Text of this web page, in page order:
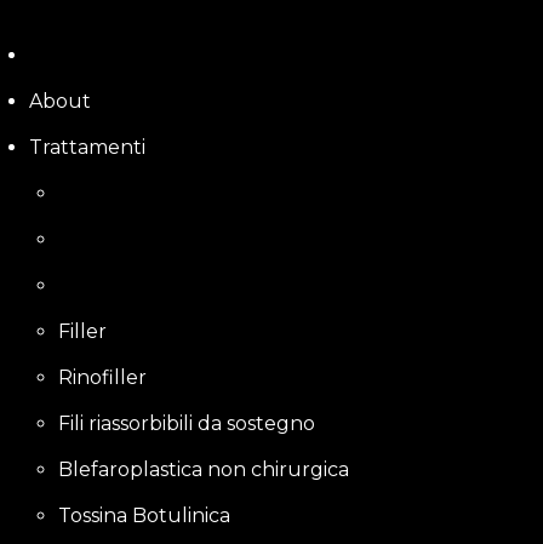
to
content
About
Trattamenti
Filler
Rinofiller
Fili riassorbibili da sostegno
Blefaroplastica non chirurgica
Tossina Botulinica